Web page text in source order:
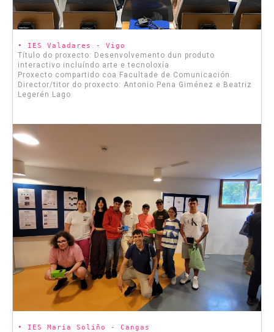
• IES Valadares - Vigo
Título do proxecto: Desenvolvemento dun produto
interactivo incluíndo arte e tecnoloxía
Proxecto compartido coa Facultade de Comunicación.
Director/titor do proxecto: Antonio Pena Giménez e Beatriz
Legerén Lago
• IES María Soliño - Cangas